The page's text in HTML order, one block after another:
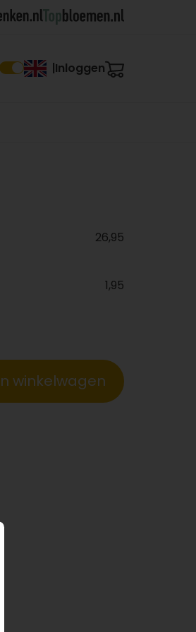
Inloggen
26,95
1,95
winkelwagen